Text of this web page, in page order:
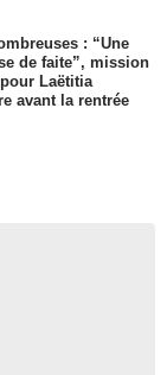
: “Une
de faite”, mission
Laëtitia
avant la rentrée